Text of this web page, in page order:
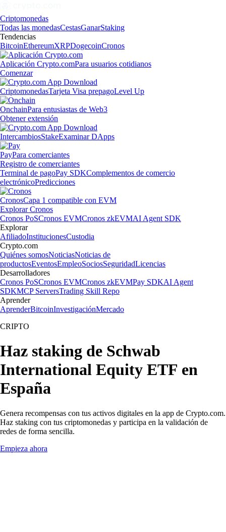
Criptomonedas
Todas las monedasCestasGanarStaking
Tendencias
BitcoinEthereumXRPDogecoinCronos
Aplicación Crypto.comPara usuarios cotidianos
Comenzar
CriptomonedasTarjeta Visa prepagoLevel Up
OnchainPara entusiastas de Web3
Obtener extensión
IntercambiosStakeExaminar DApps
PayPara comerciantes
Registro de comerciantes
Terminal de pagoPay SDKComplementos de comercio
electrónicoPredicciones
CronosCapa 1 compatible con EVM
Explorar Cronos
Cronos PoSCronos EVMCronos zkEVMAI Agent SDK
Explorar
AfiliadoInstitucionesCustodia
Crypto.com
Quiénes somosNoticiasNoticias de
productosEventosEmpleoSociosSeguridadLicencias
Desarrolladores
Cronos PoSCronos EVMCronos zkEVMPay SDKAI Agent
SDKMCP ServersTrading Skill Repo
Aprender
AprenderBitcoinInvestigaciónMercado
CRIPTO
Haz staking de Schwab
International Equity ETF en
España
Genera recompensas con tus activos digitales en la app de Crypto.com.
Haz staking con tus criptomonedas y participa en la validación de
redes de forma sencilla.
Empieza ahora